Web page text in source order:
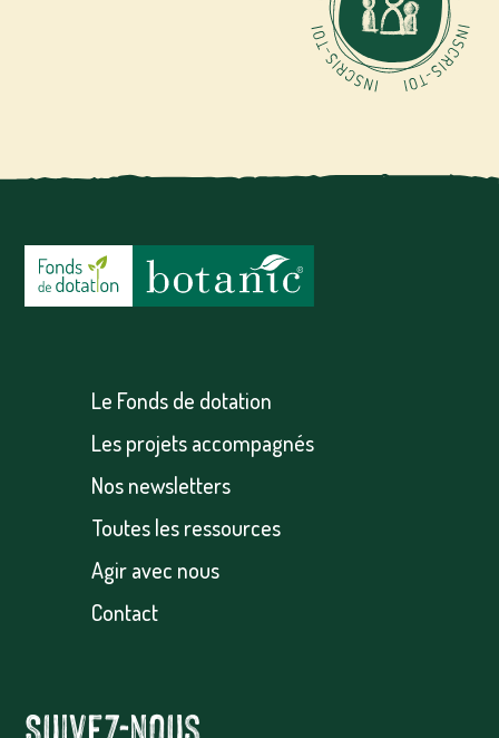
Le Fonds de dotation
Les projets accompagnés
Nos newsletters
Toutes les ressources
Agir avec nous
Contact
Suivez-nous